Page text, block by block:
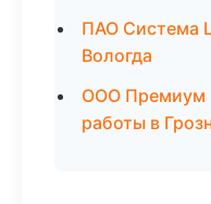
ПАО Система
Вологда
ООО Премиум
работы в